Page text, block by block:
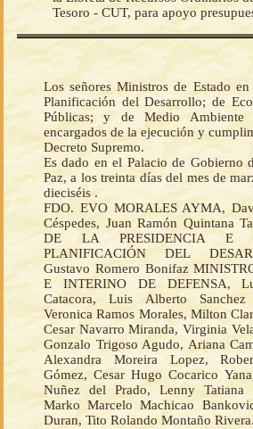
Tesoro - CUT, para apoyo
Los señores Ministros de Estado
Planificación del Desarrollo; de
Públicas; y de Medio Ambiente
encargados de la ejecución y
Decreto Supremo.
Es dado en el Palacio de Gobierno
Paz, a los treinta días del mes de
dieciséis .
FDO. EVO MORALES AYMA,
Céspedes, Juan Ramón Quintana
DE LA PRESIDENCIA E
PLANIFICACIÓN DEL
Gustavo Romero Bonifaz
E INTERINO DE DEFENSA,
Catacora, Luis Alberto Sanchez
Veronica Ramos Morales, Milton
Cesar Navarro Miranda, Virginia
Gonzalo Trigoso Agudo, Ariana
Alexandra Moreira Lopez,
Gómez, Cesar Hugo Cocarico
Nuñez del Prado, Lenny Tatiana
Marko Marcelo Machicao
Duran, Tito Rolando Montaño Rivera.